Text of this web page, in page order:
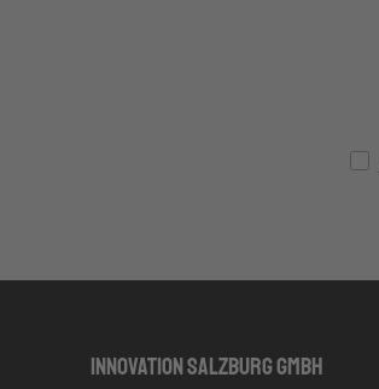
Innovation Salzburg GmbH